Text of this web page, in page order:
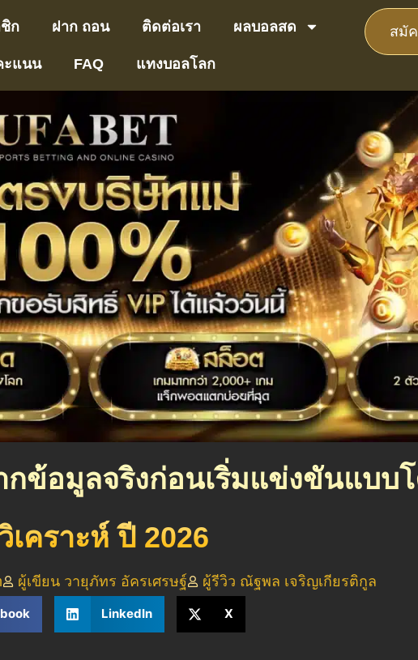
ก ฝาก ถอน ติดต่อเรา ผลบอลสด
ะแนน FAQ แทงบอลโลก
สมั
ข้อมูลจริงก่อนเริ่มแข่งขันแบบ
เคราะห์ ปี 2026
ผู้เขียน วายุภัทร อัครเศรษฐ์ ผู้รีวิว ณัฐพล เจริญเกียรติกูล
LinkedIn X